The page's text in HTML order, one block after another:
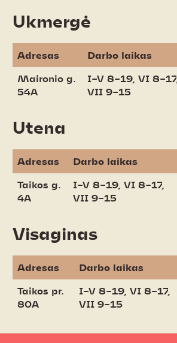
Ukmergė
Adresas Darbo laikas
Maironio g.
54A
I–V 8–19, VI 8–17,
VII 9–15
Utena
Adresas Darbo laikas
Taikos g.
4A
I–V 8–19, VI 8–17,
VII 9–15
Visaginas
Adresas Darbo laikas
Taikos pr.
80A
I–V 8–19, VI 8–17,
VII 9–15